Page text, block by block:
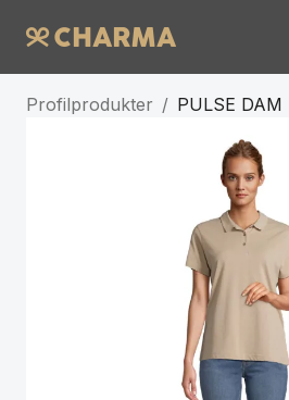
Profilprodukter / PULSE DAM